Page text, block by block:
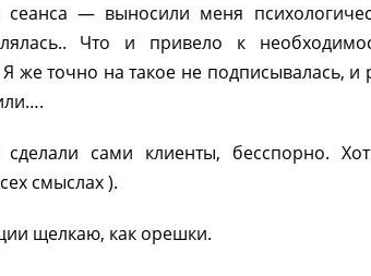
— выносили меня
Что и привело к
же точно на такое не подписывалась, и
сами клиенты, бесспорно.
смыслах ).
щелкаю, как орешки.